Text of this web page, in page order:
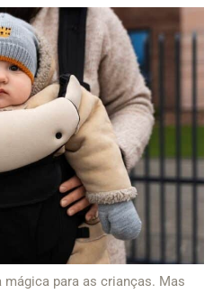
mágica para as crianças. Mas